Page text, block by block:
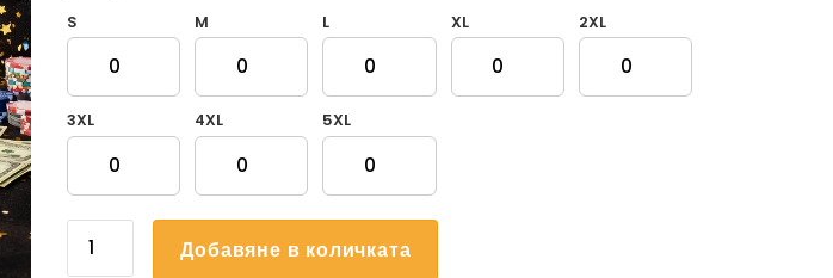
S M L XL 2XL
3XL 4XL 5XL
количество
Добавяне в количката